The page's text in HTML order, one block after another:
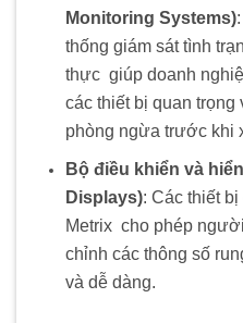
Monitoring Systems)
thống giám sát tình
thực. giúp doanh
các thiết bị quan
phòng ngừa trước khi
Bộ điều khiển và
Displays): Các thiết
Metrix. cho phép
chỉnh các thông số
và dễ dàng.